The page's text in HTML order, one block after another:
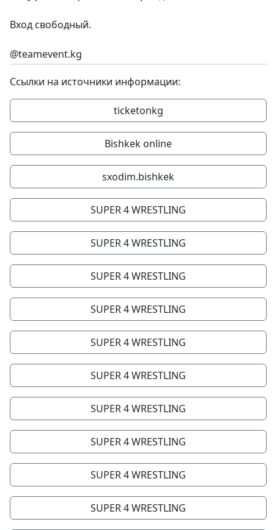
Вход свободный.
@teamevent.kg
Ссылки на источники информации:
ticketonkg
Bishkek online
sxodim.bishkek
SUPER 4 WRESTLING
SUPER 4 WRESTLING
SUPER 4 WRESTLING
SUPER 4 WRESTLING
SUPER 4 WRESTLING
SUPER 4 WRESTLING
SUPER 4 WRESTLING
SUPER 4 WRESTLING
SUPER 4 WRESTLING
SUPER 4 WRESTLING